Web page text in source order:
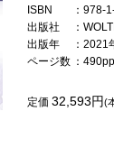
ISBN
：978-
出版社
：
出版年
：2021
ページ数 ：490pp.
定価32,593円(